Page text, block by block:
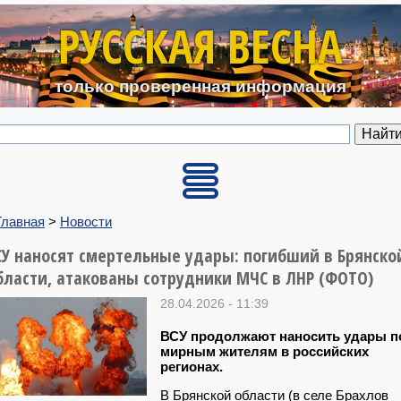
Перейти к основному
РУССКАЯ ВЕСНА
только проверенная информация
> Новости
наносят смертельные удары: погибший в
атакованы сотрудники МЧС в ЛНР (ФОТО)
28.04.2026 - 11:39
ВСУ продолжают наносить удары
мирным жителям в российских
регионах.
В Брянской области (в селе Брахлов